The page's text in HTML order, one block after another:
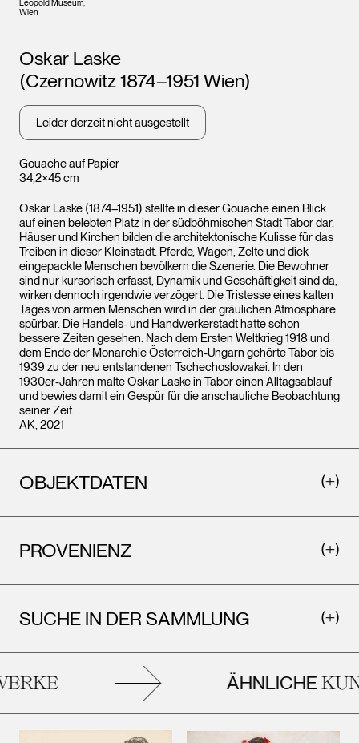
Leopold Museum,
Wien
Gouache auf Papier
34,2×45 cm
Künstler*innen
Oskar Laske
(Czernowitz 1874–1951 Wien)
Leider derzeit nicht ausgestellt
Oskar Laske (1874–1951) stellte in dieser Gouache einen Blick
auf einen belebten Platz in der südböhmischen Stadt Tabor dar.
Häuser und Kirchen bilden die architektonische Kulisse für das
Treiben in dieser Kleinstadt: Pferde, Wagen, Zelte und dick
eingepackte Menschen bevölkern die Szenerie. Die Bewohner
sind nur kursorisch erfasst, Dynamik und Geschäftigkeit sind da,
wirken dennoch irgendwie verzögert. Die Tristesse eines kalten
Tages von armen Menschen wird in der gräulichen Atmosphäre
spürbar. Die Handels- und Handwerkerstadt hatte schon
bessere Zeiten gesehen. Nach dem Ersten Weltkrieg 1918 und
dem Ende der Monarchie Österreich-Ungarn gehörte Tabor bis
1939 zu der neu entstandenen Tschechoslowakei. In den
1930er-Jahren malte Oskar Laske in Tabor einen Alltagsablauf
und bewies damit ein Gespür für die anschauliche Beobachtung
seiner Zeit.
AK, 2021
OBJEKTDATEN
PROVENIENZ
SUCHE IN DER SAMMLUNG
ÄHNLICHE